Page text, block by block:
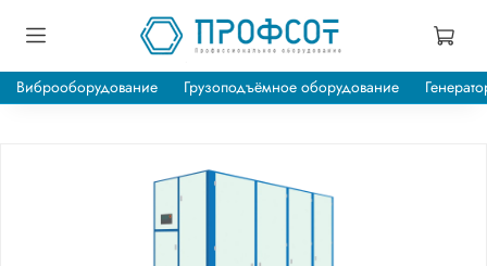
Виброоборудование Грузоподъёмное оборудование